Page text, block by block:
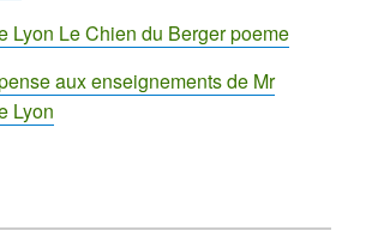
Lyon Le Chien du Berger poeme
aux enseignements de Mr
Lyon